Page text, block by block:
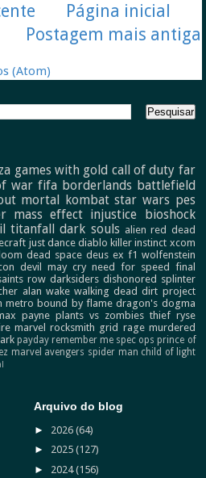
Postagem mais antiga
Página inicial
(Atom)
games with gold call of duty far
war fifa borderlands battlefield
mortal kombat star wars pes
mass effect injustice bioshock
titanfall dark souls alien red dead
just dance diablo killer instinct xcom
dead space deus ex f1 wolfenstein
devil may cry need for speed final
row darksiders dishonored splinter
alan wake walking dead dirt project
metro bound by flame dragon's dogma
payne plants vs zombies thief ryse
marvel rocksmith grid rage murdered
payday remember me spec ops prince of
marvel avengers spider man child of light
Arquivo do blog
► 2026 (64)
► 2025 (127)
► 2024(156)